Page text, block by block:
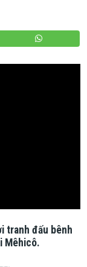
tranh đấu bênh
Mêhicô.